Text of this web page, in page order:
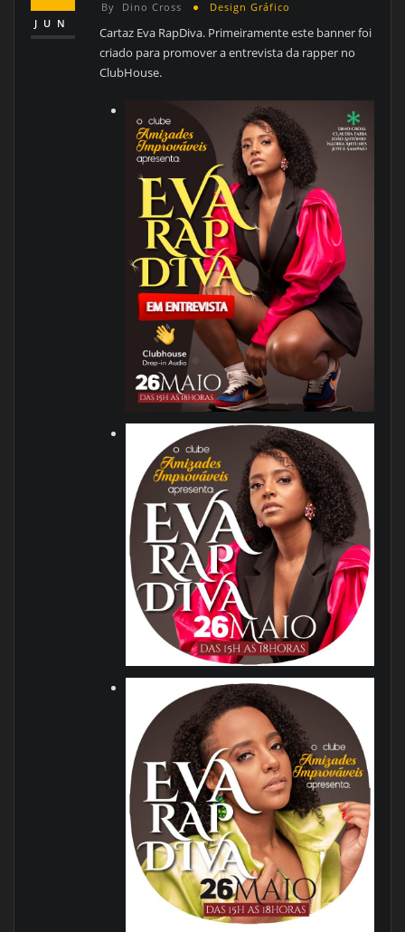
JUN
By Dino Cross Design Gráfico
Cartaz Eva RapDiva. Primeiramente este banner foi
criado para promover a entrevista da rapper no
ClubHouse.